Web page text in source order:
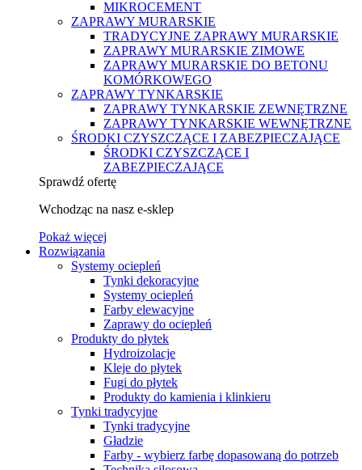
MIKROCEMENT
ZAPRAWY MURARSKIE
TRADYCYJNE ZAPRAWY MURARSKIE
ZAPRAWY MURARSKIE ZIMOWE
ZAPRAWY MURARSKIE DO BETONU
KOMÓRKOWEGO
ZAPRAWY TYNKARSKIE
ZAPRAWY TYNKARSKIE ZEWNĘTRZNE
ZAPRAWY TYNKARSKIE WEWNĘTRZNE
ŚRODKI CZYSZCZĄCE I ZABEZPIECZAJĄCE
ŚRODKI CZYSZCZĄCE I
ZABEZPIECZAJĄCE
Sprawdź ofertę
Wchodząc na nasz e-sklep
Pokaż więcej
Rozwiązania
Systemy ociepleń
Tynki dekoracyjne
Systemy ociepleń
Farby elewacyjne
Zaprawy do ociepleń
Produkty do płytek
Hydroizolacje
Kleje do płytek
Fugi do płytek
Produkty do kamienia i klinkieru
Tynki tradycyjne
Tynki tradycyjne
Gładzie
Farby - wybierz farbę dopasowaną do potrzeb